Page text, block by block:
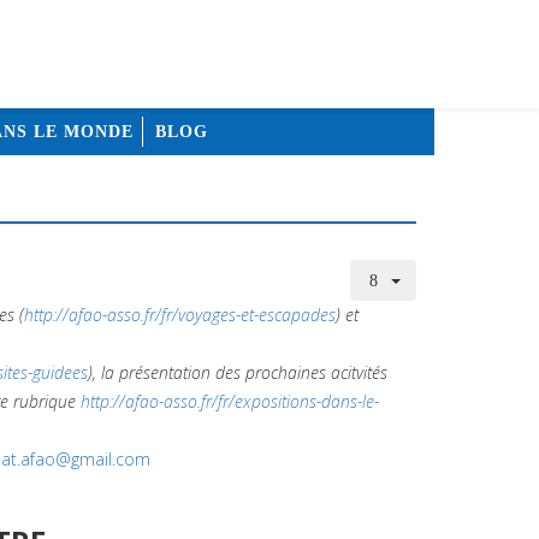
LE MONDE BLOG
(http://afao-asso.fr/fr/voyages-et-escapades) et
guidees), la présentation des prochaines acitvités
rubrique http://afao-asso.fr/fr/expositions-dans-le-